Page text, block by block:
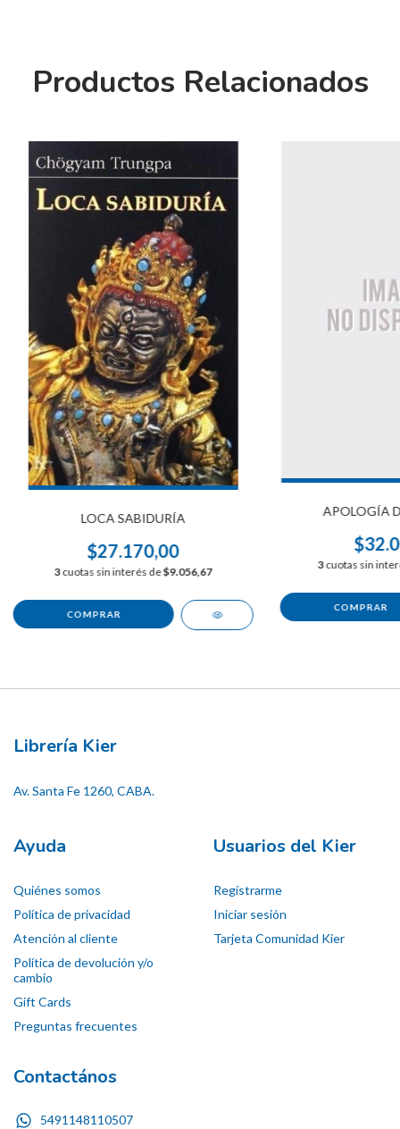
Productos Relacionados
LOCA SABIDURÍA
$27.170,00
3cuotas sin interés de$9.056,67
APOLOGÍA
3cuotas sin
Librería Kier
Av. Santa Fe 1260, CABA.
Ayuda
Quiénes somos
Política de privacidad
Atención al cliente
Política de devolución y/o
cambio
Gift Cards
Preguntas frecuentes
Usuarios del Kier
Registrarme
Iniciar sesión
Tarjeta Comunidad Kier
Contactános
5491148110507